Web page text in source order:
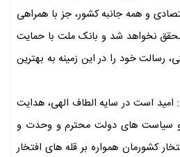
و همه جانبه کشور، جز با همراهی
نخواهد شد و بانک ملت با حمایت
رسالت خود را در این زمینه به بهترین
امید است در سایه الطاف الهى، هدایت
و سیاست های دولت محترم و وحدت و
کشورمان همواره بر قله هاى افتخار